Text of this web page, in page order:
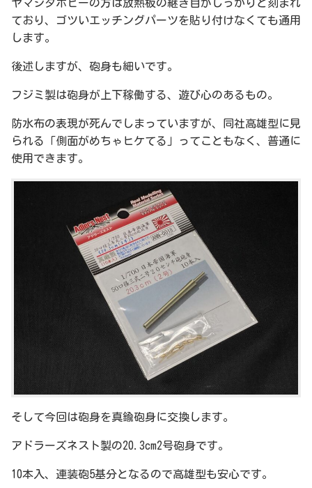
ヤマシタホビーの方は放熱板の継ぎ目がしっかりと刻まれ
ており、ゴツいエッチングパーツを貼り付けなくても通用
します。
後述しますが、砲身も細いです。
フジミ製は砲身が上下稼働する、遊び心のあるもの。
防水布の表現が死んでしまっていますが、同社高雄型に見
られる「側面がめちゃヒケてる」ってこともなく、普通に
使用できます。
そして今回は砲身を真鍮砲身に交換します。
アドラーズネスト製の20.3cm2号砲身です。
10本入、連装砲5基分となるので高雄型も安心です。